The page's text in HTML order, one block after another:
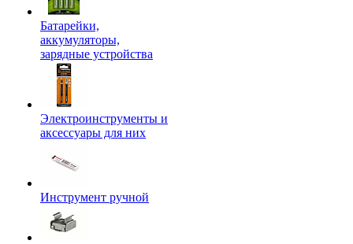
Батарейки,
аккумуляторы,
зарядные устройства
Электроинструменты и
аксессуары для них
Инструмент ручной